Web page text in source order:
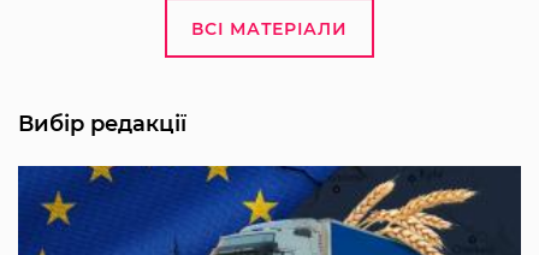
ВСІ МАТЕРІАЛИ
Вибір редакції